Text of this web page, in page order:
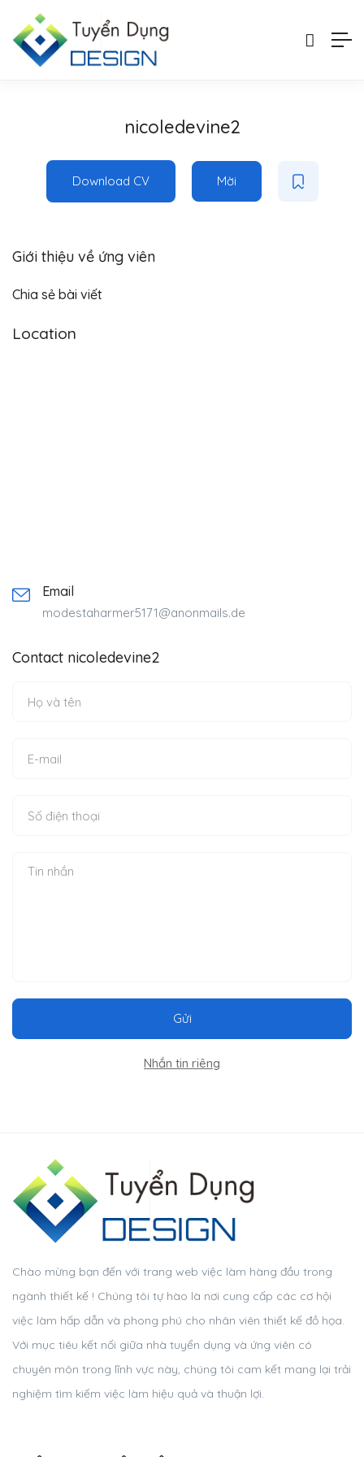
nicoledevine2
Download CV Mời
Giới thiệu về ứng viên
Chia sẻ bài viết
Location
Email
modestaharmer5171@anonmails.de
Contact nicoledevine2
Gửi
Nhắn tin riêng
Chào mừng bạn đến với trang web việc làm hàng đầu trong
ngành thiết kế ! Chúng tôi tự hào là nơi cung cấp các cơ hội
việc làm hấp dẫn và phong phú cho nhân viên thiết kế đồ họa.
Với mục tiêu kết nối giữa nhà tuyển dụng và ứng viên có
chuyên môn trong lĩnh vực này, chúng tôi cam kết mang lại trải
nghiệm tìm kiếm việc làm hiệu quả và thuận lợi.